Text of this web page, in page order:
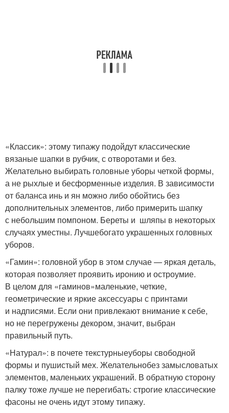
«Классик»: этому типажу подойдут классические
вязаные шапки в рубчик, с отворотами и без.
Желательно выбирать головные уборы четкой формы,
а не рыхлые и бесформенные изделия. В зависимости
от баланса инь и ян можно либо обойтись без
дополнительных элементов, либо примерить шапку
с небольшим помпоном. Береты и шляпы в некоторых
случаях уместны. Лучшебогато украшенных головных
уборов.
«Гамин»: головной убор в этом случае — яркая деталь,
которая позволяет проявить иронию и остроумие.
В целом для «гаминов»маленькие, четкие,
геометрические и яркие аксессуары с принтами
и надписями. Если они привлекают внимание к себе,
но не перегружены декором, значит, выбран
правильный путь.
«Натурал»: в почете текстурныеуборы свободной
формы и пушистый мех. Желательнобез замысловатых
элементов, маленьких украшений. В обратную сторону
палку тоже лучше не перегибать: строгие классические
фасоны не очень идут этому типажу.